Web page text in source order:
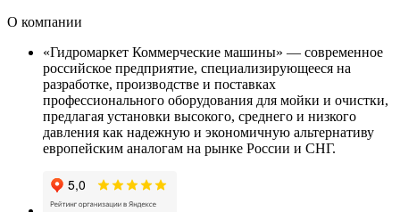
О компании
«Гидромаркет Коммерческие машины» — современное
российское предприятие, специализирующееся на
разработке, производстве и поставках
профессионального оборудования для мойки и очистки,
предлагая установки высокого, среднего и низкого
давления как надежную и экономичную альтернативу
европейским аналогам на рынке России и СНГ.